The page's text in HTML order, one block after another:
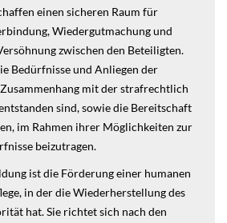
einen sicheren Raum für
Wiedergutmachung und
zwischen den Beteiligten.
Bedürfnisse und Anliegen der
mit der strafrechtlich
sind, sowie die Bereitschaft
im Rahmen ihrer Möglichkeiten zur
beizutragen.
ist die Förderung einer humanen
in der die Wiederherstellung des
hat. Sie richtet sich nach den